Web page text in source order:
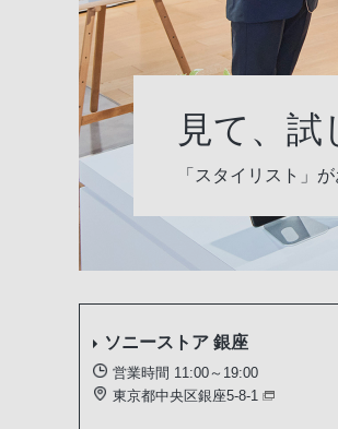
見て 、 試
「スタイリスト」
ソニーストア銀座
営業時間 11:00～19:00
東京都中央区銀座5-8-1